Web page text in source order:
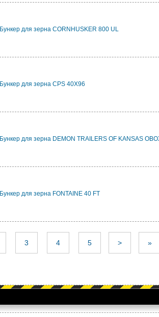
Бункер для зерна CORNHUSKER 800 UL
Бункер для зерна CPS 40X96
Бункер для зерна DEMON TRAILERS OF KANSAS
Бункер для зерна FONTAINE 40 FT
3 4 5 > »